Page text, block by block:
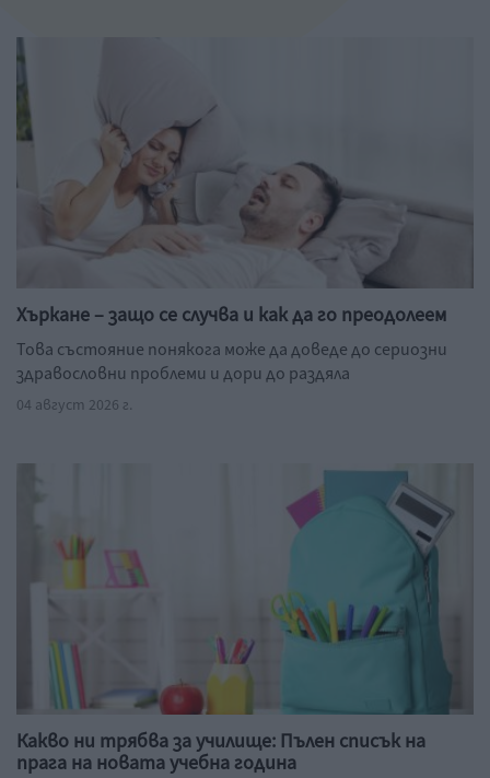
Хъркане – защо се случва и как да го преодолеем
Това състояние понякога може да доведе до сериозни
здравословни проблеми и дори до раздяла
04 август 2026 г.
Какво ни трябва за училище: Пълен списък на
прага на новата учебна година